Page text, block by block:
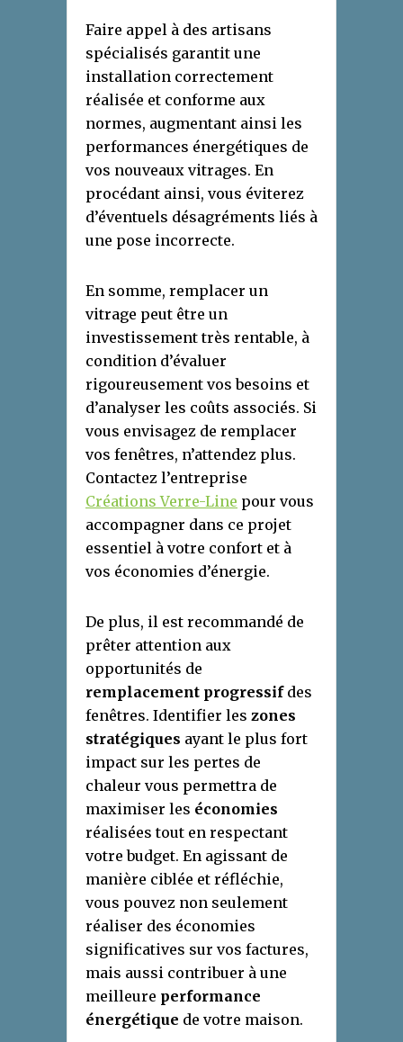
Faire appel à des artisans
spécialisés garantit une
installation correctement
réalisée et conforme aux
normes, augmentant ainsi les
performances énergétiques de
vos nouveaux vitrages. En
procédant ainsi, vous éviterez
d’éventuels désagréments liés à
une pose incorrecte.
En somme, remplacer un
vitrage peut être un
investissement très rentable, à
condition d’évaluer
rigoureusement vos besoins et
d’analyser les coûts associés. Si
vous envisagez de remplacer
vos fenêtres, n’attendez plus.
Contactez l’entreprise
Créations Verre-Line pour vous
accompagner dans ce projet
essentiel à votre confort et à
vos économies d’énergie.
De plus, il est recommandé de
prêter attention aux
opportunités de
remplacement progressifdes
fenêtres. Identifier les zones
stratégiques ayant le plus fort
impact sur les pertes de
chaleur vous permettra de
maximiser les économies
réalisées tout en respectant
votre budget. En agissant de
manière ciblée et réfléchie,
vous pouvez non seulement
réaliser des économies
significatives sur vos factures,
mais aussi contribuer à une
meilleure performance
énergétique de votre maison.